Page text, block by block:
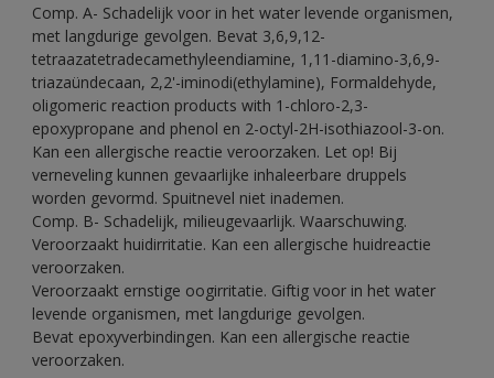
Comp. A- Schadelijk voor in het water levende organismen,
met langdurige gevolgen. Bevat 3,6,9,12-
tetraazatetradecamethyleendiamine, 1,11-diamino-3,6,9-
triazaündecaan, 2,2'-iminodi(ethylamine), Formaldehyde,
oligomeric reaction products with 1-chloro-2,3-
epoxypropane and phenol en 2-octyl-2H-isothiazool-3-on.
Kan een allergische reactie veroorzaken. Let op! Bij
verneveling kunnen gevaarlijke inhaleerbare druppels
worden gevormd. Spuitnevel niet inademen.
Comp. B- Schadelijk, milieugevaarlijk. Waarschuwing.
Veroorzaakt huidirritatie. Kan een allergische huidreactie
veroorzaken.
Veroorzaakt ernstige oogirritatie. Giftig voor in het water
levende organismen, met langdurige gevolgen.
Bevat epoxyverbindingen. Kan een allergische reactie
veroorzaken.